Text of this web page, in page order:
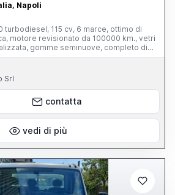
Napoli
turbodiesel, 115 cv, 6 marce, ottimo di
revisionato da 100000 km., vetri
gomme seminuove, completo di
per lavorare. Trattabile dopo visione.
Srl
contatta
vedi di più